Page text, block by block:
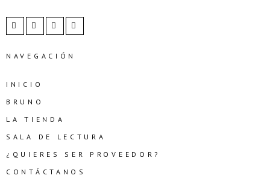
NAVEGACIÓN
INICIO
BRUNO
LA TIENDA
SALA DE LECTURA
¿QUIERES SER PROVEEDOR?
CONTÁCTANOS